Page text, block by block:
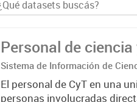
Personal de
Sistema de Información de
El personal de CyT en una
personas involucradas